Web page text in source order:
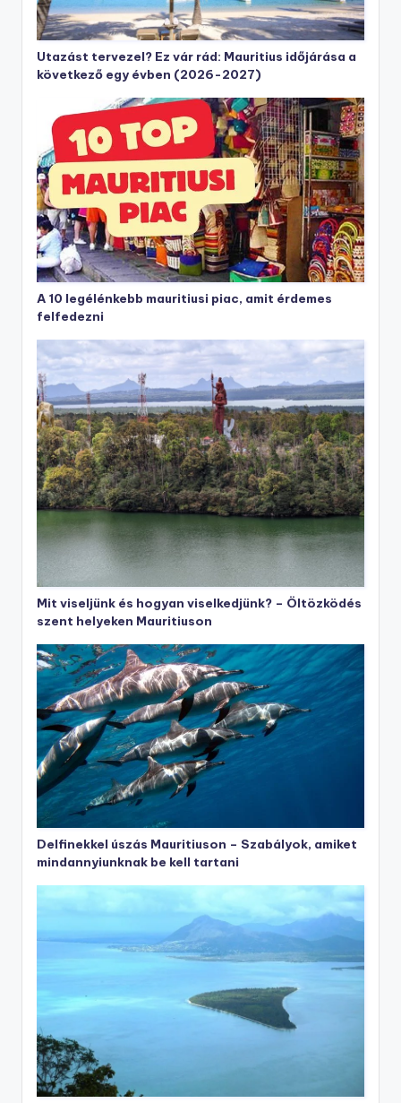
Utazást tervezel? Ez vár rád: Mauritius időjárása a
következő egy évben (2026-2027)
A 10 legélénkebb mauritiusi piac, amit érdemes
felfedezni
Mit viseljünk és hogyan viselkedjünk? – Öltözködés
szent helyeken Mauritiuson
Delfinekkel úszás Mauritiuson – Szabályok, amiket
mindannyiunknak be kell tartani